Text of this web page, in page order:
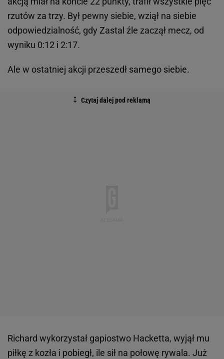
rzutów za trzy. Był pewny siebie, wziął na siebie
odpowiedzialność, gdy Zastal źle zaczął mecz, od
wyniku 0:12 i 2:17.
Ale w ostatniej akcji przeszedł samego siebie.
Richard wykorzystał gapiostwo Hacketta, wyjął mu
piłkę z kozła i pobiegł, ile sił na połowę rywala. Już